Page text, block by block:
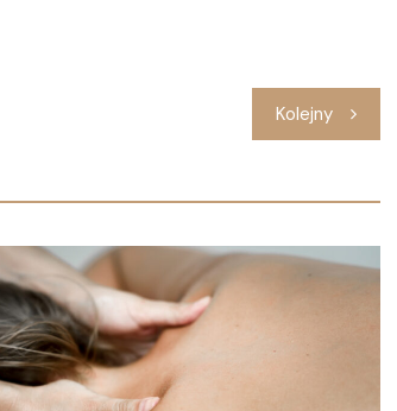
Kolejny